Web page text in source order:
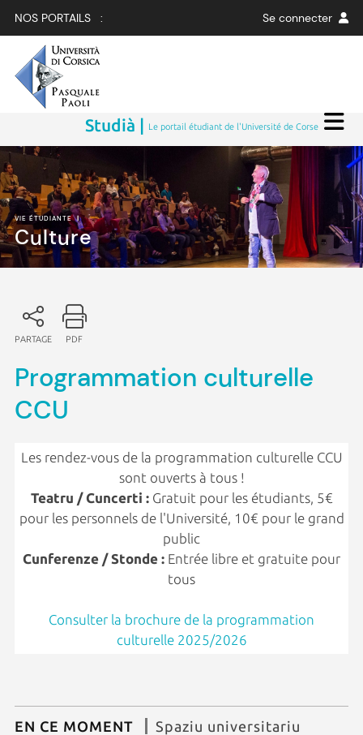
NOS PORTAILS : Se connecter
Studià | Le portail étudiant de l'Université de Corse
VIE ÉTUDIANTE|
Culture
PARTAGE PDF
Programmation culturelle
CCU
Les rendez-vous de la programmation culturelle CCU
sont ouverts à tous !
Teatru / Cuncerti :Gratuit pour les étudiants, 5€
pour les personnels de l'Université, 10€ pour le grand
public
Cunferenze / Stonde : Entrée libre et gratuite pour
tous
Consulter la brochure de la programmation
culturelle 2025/2026
EN CE MOMENT
Spaziu universitariu